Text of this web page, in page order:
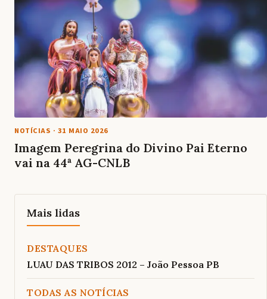
NOTÍCIAS · 31 MAIO 2026
Imagem Peregrina do Divino Pai Eterno
vai na 44ª AG-CNLB
Mais lidas
DESTAQUES
LUAU DAS TRIBOS 2012 – João Pessoa PB
TODAS AS NOTÍCIAS